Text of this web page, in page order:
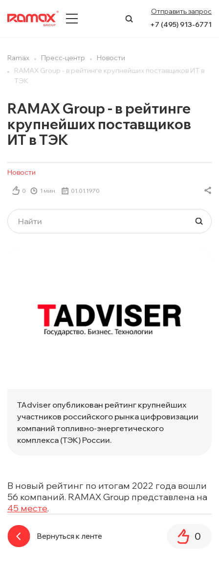
Отправить запрос
+7 (495) 913-6771
ПРЕСС-ЦЕНТР
УСЛУГИ
КОНТАКТЫ
Ramax Пресс-центр
Новости
RAMAX Group - в рейтинге крупнейших поставщиков ИТ в
ТЭК
RAMAX Group - в рейтинге
крупнейших поставщиков
ИТ в ТЭК
Новости
0 1 мин. 01.01.1970
TAdviser опубликован рейтинг крупнейших
участников российского рынка цифровизации
компаний топливно-энергетического
комплекса (ТЭК) России.
В новый рейтинг по итогам 2022 года вошли
56 компаний. RAMAX Group представлена на
45 месте.
Вернуться к ленте 0